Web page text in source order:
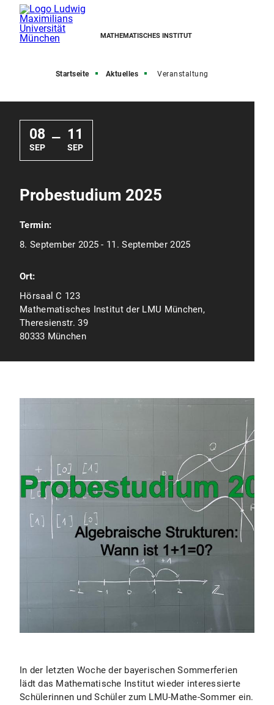
MATHEMATISCHES INSTITUT
Startseite Aktuelles Veranstaltung
08
SEP
— 11
SEP
Probestudium 2025
Termin:
8. September 2025 - 11. September 2025
Ort:
Hörsaal C 123
Mathematisches Institut der LMU München,
Theresienstr. 39
80333 München
In der letzten Woche der bayerischen Sommerferien
lädt das Mathematische Institut wieder interessierte
Schülerinnen und Schüler zum LMU-Mathe-Sommer ein.